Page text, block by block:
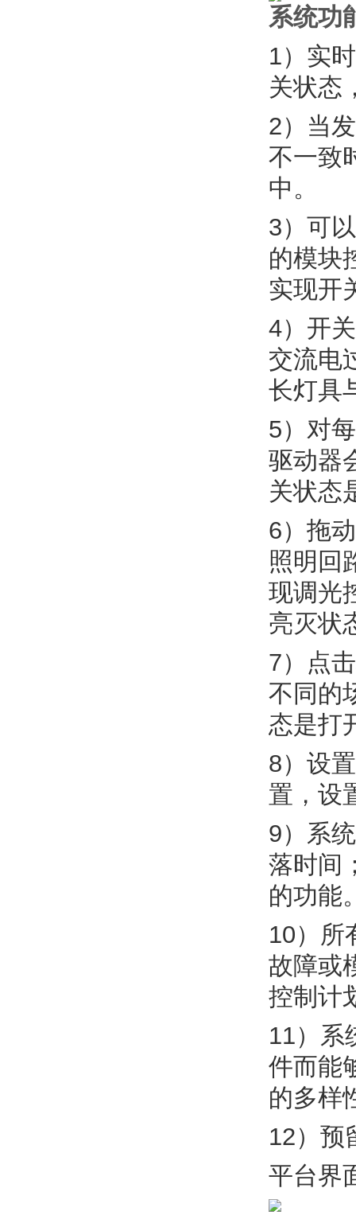
系统功
1）实
关状态
2）当
不一致
中。
3）可
的模块
实现开
4）开
交流电
长灯具
5）对
驱动器
关状态
6）拖
照明回
现调光
亮灭状
7）点
不同的
态是打
8）设
置，设
9）系
落时间
的功能
10）所
故障或
控制计
11）系
件而能
的多样
12）预
平台界